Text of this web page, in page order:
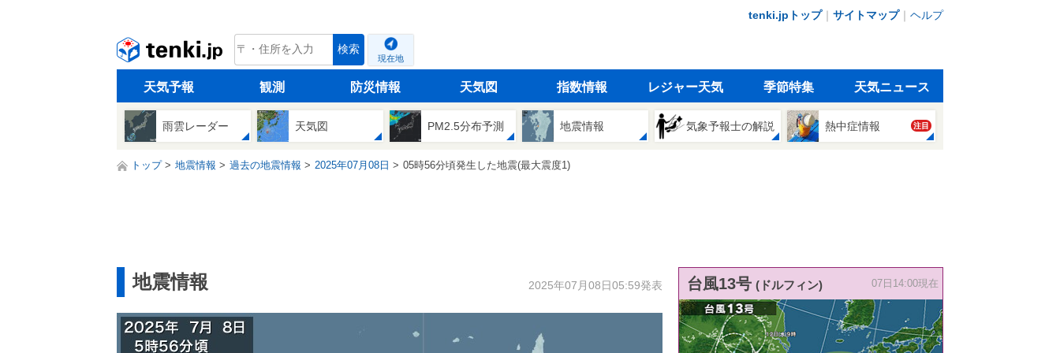
tenki.jpトップ｜ サイトマップ｜ ヘルプ
tenki.jp 検索
現在地
天気予報 観測 防災情報 天気図 指数情報 レジャー天気 季節特集 天気ニュース
雨雲レーダー 天気図 PM2.5分布予測 地震情報 気象予報士の解説 熱中症情報 注目
トップ 地震情報 過去の地震情報 2025年07月08日 05時56分頃発生した地震(最大震度1)
地震情報 2025年07月08日05:59発表 台風13号 (ドルフィン) 07日14:00現在